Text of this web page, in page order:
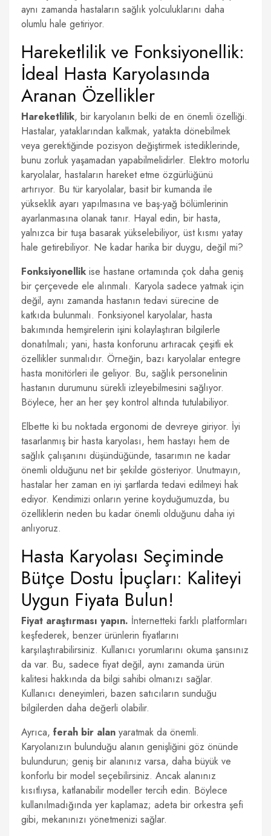
aynı zamanda hastaların sağlık yolculuklarını daha
olumlu hale getiriyor.
Hareketlilik ve Fonksiyonellik:
İdeal Hasta Karyolasında
Aranan Özellikler
Hareketlilik, bir karyolanın belki de en önemli özelliği.
Hastalar, yataklarından kalkmak, yatakta dönebilmek
veya gerektiğinde pozisyon değiştirmek istediklerinde,
bunu zorluk yaşamadan yapabilmelidirler. Elektro motorlu
karyolalar, hastaların hareket etme özgürlüğünü
artırıyor. Bu tür karyolalar, basit bir kumanda ile
yükseklik ayarı yapılmasına ve baş-yağ bölümlerinin
ayarlanmasına olanak tanır. Hayal edin, bir hasta,
yalnızca bir tuşa basarak yükselebiliyor, üst kısmı yatay
hale getirebiliyor. Ne kadar harika bir duygu, değil mi?
Fonksiyonellik ise hastane ortamında çok daha geniş
bir çerçevede ele alınmalı. Karyola sadece yatmak için
değil, aynı zamanda hastanın tedavi sürecine de
katkıda bulunmalı. Fonksiyonel karyolalar, hasta
bakımında hemşirelerin işini kolaylaştıran bilgilerle
donatılmalı; yani, hasta konforunu artıracak çeşitli ek
özellikler sunmalıdır. Örneğin, bazı karyolalar entegre
hasta monitörleri ile geliyor. Bu, sağlık personelinin
hastanın durumunu sürekli izleyebilmesini sağlıyor.
Böylece, her an her şey kontrol altında tutulabiliyor.
Elbette ki bu noktada ergonomi de devreye giriyor. İyi
tasarlanmış bir hasta karyolası, hem hastayı hem de
sağlık çalışanını düşündüğünde, tasarımın ne kadar
önemli olduğunu net bir şekilde gösteriyor. Unutmayın,
hastalar her zaman en iyi şartlarda tedavi edilmeyi hak
ediyor. Kendimizi onların yerine koyduğumuzda, bu
özelliklerin neden bu kadar önemli olduğunu daha iyi
anlıyoruz.
Hasta Karyolası Seçiminde
Bütçe Dostu İpuçları: Kaliteyi
Uygun Fiyata Bulun!
Fiyat araştırması yapın. İnternetteki farklı platformları
keşfederek, benzer ürünlerin fiyatlarını
karşılaştırabilirsiniz. Kullanıcı yorumlarını okuma şansınız
da var. Bu, sadece fiyat değil, aynı zamanda ürün
kalitesi hakkında da bilgi sahibi olmanızı sağlar.
Kullanıcı deneyimleri, bazen satıcıların sunduğu
bilgilerden daha değerli olabilir.
Ayrıca, ferah bir alan yaratmak da önemli.
Karyolanızın bulunduğu alanın genişliğini göz önünde
bulundurun; geniş bir alanınız varsa, daha büyük ve
konforlu bir model seçebilirsiniz. Ancak alanınız
kısıtlıysa, katlanabilir modeller tercih edin. Böylece
kullanılmadığında yer kaplamaz; adeta bir orkestra şefi
gibi, mekanınızı yönetmenizi sağlar.